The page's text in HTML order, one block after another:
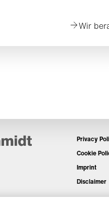
Wir
Privacy
Cookie
Imprint
Disclaimer